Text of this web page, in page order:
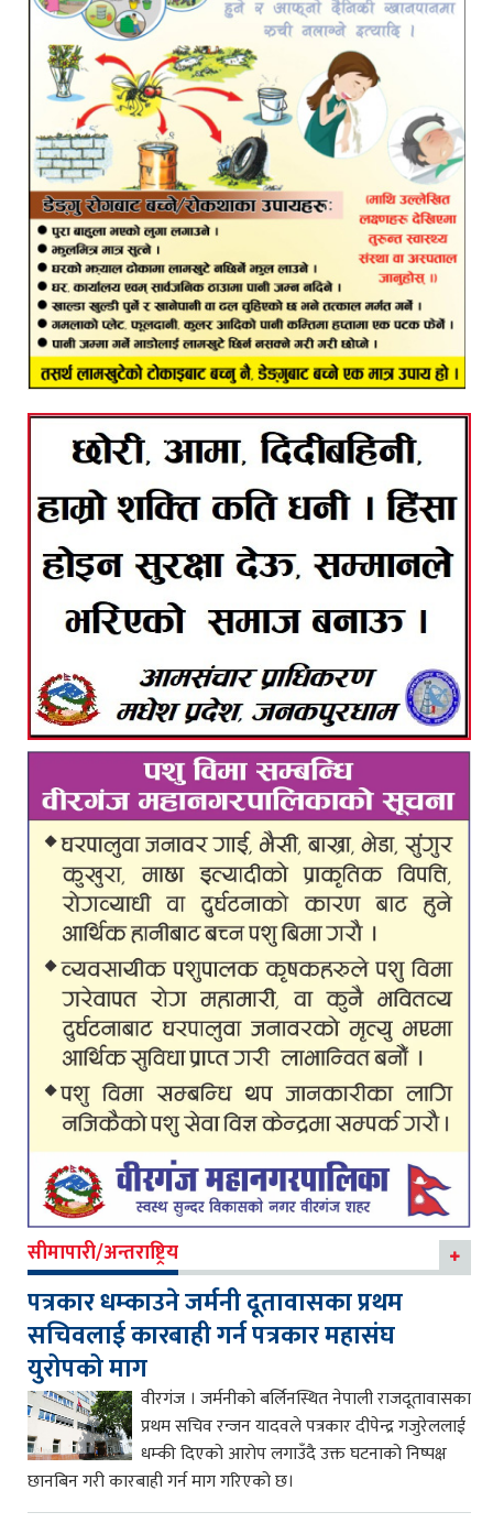
सीमापारी/अन्तराष्ट्रिय
पत्रकार धम्काउने जर्मनी दूतावासका प्रथम
सचिवलाई कारबाही गर्न पत्रकार महासंघ
युरोपको माग
वीरगंज । जर्मनीको बर्लिनस्थित नेपाली राजदूतावासका
प्रथम सचिव रन्जन यादवले पत्रकार दीपेन्द्र गजुरेललाई
धम्की दिएको आरोप लगाउँदै उक्त घटनाको निष्पक्ष
छानबिन गरी कारबाही गर्न माग गरिएको छ।